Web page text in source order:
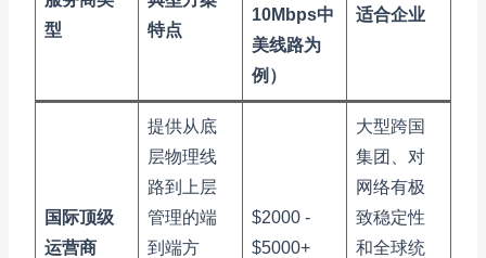
型
特点
10Mbps中
美线路为
例）
适合企业
国际顶级
运营商
提供从底
层物理线
路到上层
管理的端
到端方
$2000 -
$5000+
大型跨国
集团、对
网络有极
致稳定性
和全球统